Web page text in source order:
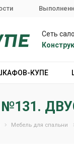
Сеть
КУПЕ
Мебель для спальни